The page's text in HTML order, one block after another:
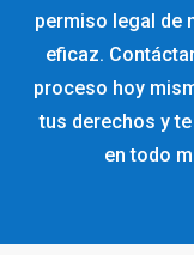
permiso legal de
eficaz.
proceso hoy
tus derechos y
en todo